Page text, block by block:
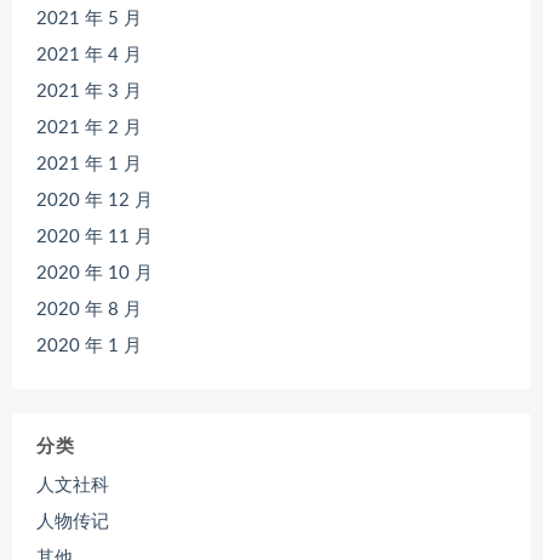
2021 年 5 月
2021 年 4 月
2021 年 3 月
2021 年 2 月
2021 年 1 月
2020 年 12 月
2020 年 11 月
2020 年 10 月
2020 年 8 月
2020 年 1 月
分类
人文社科
人物传记